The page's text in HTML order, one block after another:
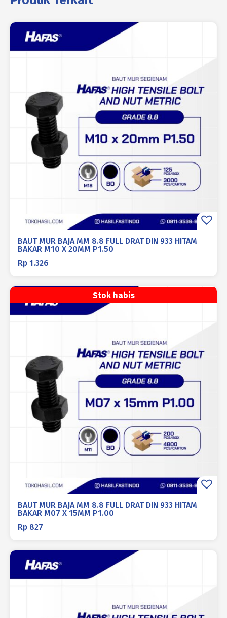
BAUT MUR BAJA MM 8.8 FULL DRAT DIN 933 HITAM
BAKAR M10 X 20MM P1.50
Rp 1.326
Stok habis
BAUT MUR BAJA MM 8.8 FULL DRAT DIN 933 HITAM
BAKAR M07 X 15MM P1.00
Rp 827